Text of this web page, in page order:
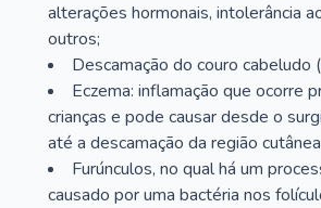
alterações hormonais, intolerância
outros;
Descamação do couro cabeludo
Eczema: inflamação que ocorre
crianças e pode causar desde o
até a descamação da região
Furúnculos, no qual há um
causado por uma bactéria nos